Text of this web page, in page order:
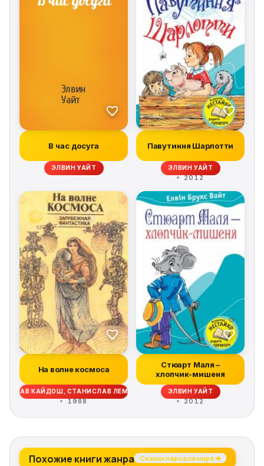
В час досуга
ЭЛВИН УАЙТ
Павутиння Шарлотти
ЭЛВИН УАЙТ
2012
На волне космоса
КАЙДОШ, СТАНИСЛАВ ЛЕМ, ЭМИЛЬ ЛУДВИТ, КЭТРИН
1988
Стюарт Маля –
хлопчик-мишеня
ЭЛВИН УАЙТ
2012
Похожие книги жанра Сказки народов мира →